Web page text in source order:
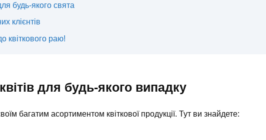
будь-якого свята
клієнтів
квіткового раю!
для будь-якого випадку
багатим асортиментом квіткової продукції. Тут ви знайдете: